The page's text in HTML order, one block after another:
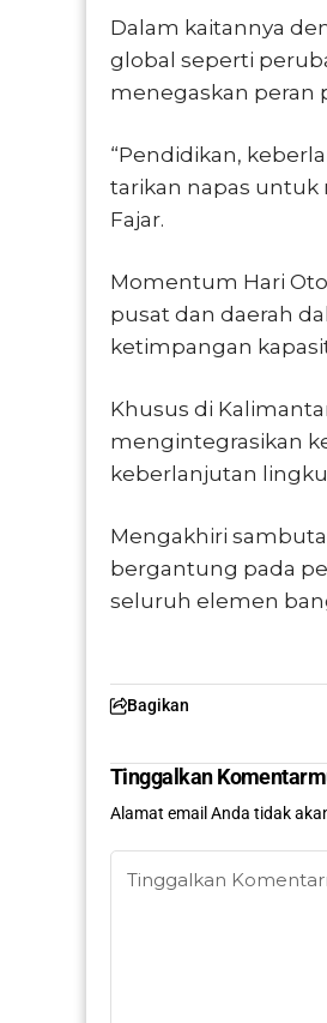
Dalam kaitannya
global seperti
menegaskan peran
“Pendidikan,
tarikan napas untuk
Fajar.
Momentum Hari
pusat dan daerah
ketimpangan
Khusus di
mengintegrasikan
keberlanjutan
Mengakhiri
bergantung pada
seluruh elemen
Bagikan
Tinggalkan
Alamat email Anda tidak